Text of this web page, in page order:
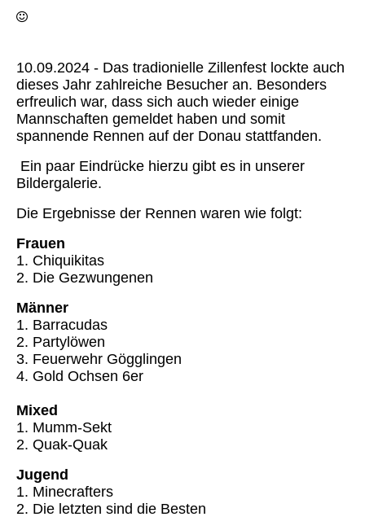
10.09.2024 - Das tradionielle Zillenfest lockte auch
dieses Jahr zahlreiche Besucher an. Besonders
erfreulich war, dass sich auch wieder einige
Mannschaften gemeldet haben und somit
spannende Rennen auf der Donau stattfanden.
Ein paar Eindrücke hierzu gibt es in unserer
Bildergalerie.
Die Ergebnisse der Rennen waren wie folgt:
Frauen
1. Chiquikitas
2. Die Gezwungenen
Männer
1. Barracudas
2. Partylöwen
3. Feuerwehr Gögglingen
4. Gold Ochsen 6er
Mixed
1. Mumm-Sekt
2. Quak-Quak
Jugend
1. Minecrafters
2. Die letzten sind die Besten